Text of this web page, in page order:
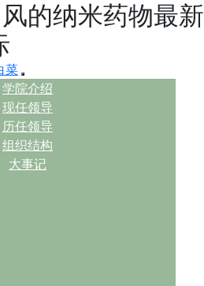
的纳米药物最新
菜
学院介绍
现任领导
历任领导
组织结构
大事记